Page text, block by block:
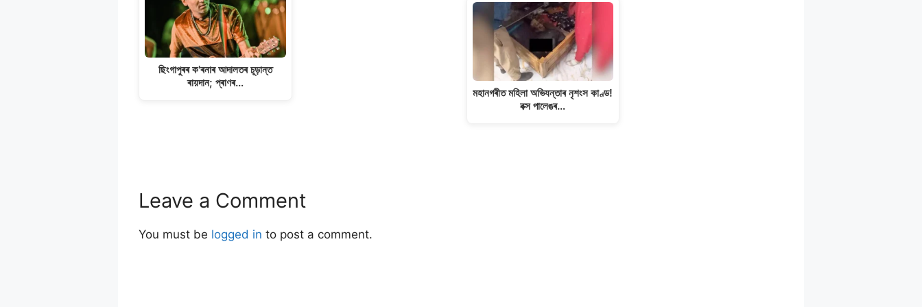
ছিংগাপুৰৰ ক'ৰনাৰ আদালতৰ চূড়ান্ত
ৰায়দান; প্ৰাণৰ…
মহানগৰীত মহিলা অভিযন্তাৰ নৃশংস কাণ্ড!
বক্স পালেঙৰ…
Leave a Comment
You must be logged in to post a comment.